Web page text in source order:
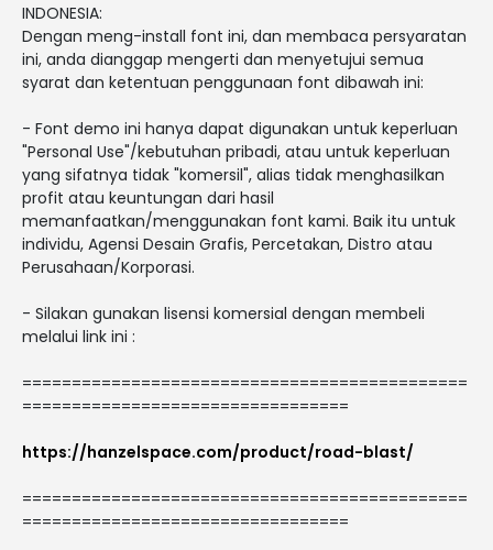
INDONESIA:
Dengan meng-install font ini, dan membaca persyaratan
ini, anda dianggap mengerti dan menyetujui semua
syarat dan ketentuan penggunaan font dibawah ini:
- Font demo ini hanya dapat digunakan untuk keperluan
"Personal Use"/kebutuhan pribadi, atau untuk keperluan
yang sifatnya tidak "komersil", alias tidak menghasilkan
profit atau keuntungan dari hasil
memanfaatkan/menggunakan font kami. Baik itu untuk
individu, Agensi Desain Grafis, Percetakan, Distro atau
Perusahaan/Korporasi.
- Silakan gunakan lisensi komersial dengan membeli
melalui link ini :
=============================================
=================================
https://hanzelspace.com/product/road-blast/
=============================================
=================================